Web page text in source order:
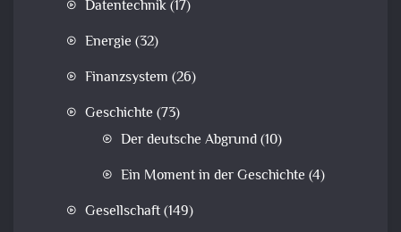
Datentechnik(17)
Energie (32)
Finanzsystem (26)
Geschichte (73)
Der deutsche Abgrund(10)
Ein Moment in der Geschichte (4)
Gesellschaft(149)